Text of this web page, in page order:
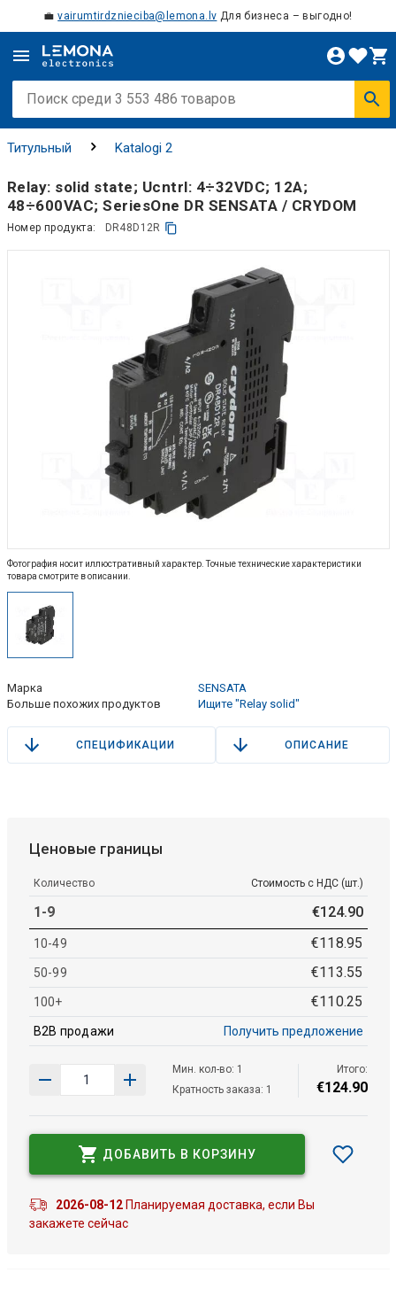
💼vairumtirdznieciba@lemona.lv Для бизнеса – выгодно!
Титульный Katalogi 2
Relay: solid state; Ucntrl: 4÷32VDC; 12A;
48÷600VAC; SeriesOne DR SENSATA / CRYDOM
Номер продукта: DR48D12R
Фотография носит иллюстративный характер. Точные технические характеристики
товара смотрите в описании.
Марка
SENSATA
Больше похожих продуктов
Ищите "Relay solid"
СПЕЦИФИКАЦИИ ОПИСАНИЕ
Ценовые границы
Количество Стоимость с НДС (шт.)
1-9 €124.90
10-49 €118.95
50-99 €113.55
100+ €110.25
B2B продажи Получить предложение
Мин. кол-во: 1
Кратность заказа: 1
Итого:
€124.90
ДОБАВИТЬ В КОРЗИНУ
2026-08-12Планируемая доставка, если Вы
закажете сейчас